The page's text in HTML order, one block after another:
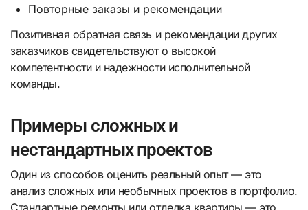
Повторные заказы и рекомендации
Позитивная обратная связь и рекомендации других
заказчиков свидетельствуют о высокой
компетентности и надежности исполнительной
команды.
Примеры сложных и
нестандартных проектов
Один из способов оценить реальный опыт — это
анализ сложных или необычных проектов в портфолио.